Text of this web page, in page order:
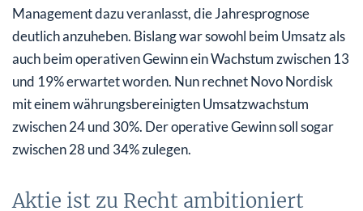
Management dazu veranlasst, die Jahresprognose
deutlich anzuheben. Bislang war sowohl beim Umsatz als
auch beim operativen Gewinn ein Wachstum zwischen 13
und 19% erwartet worden. Nun rechnet Novo Nordisk
mit einem währungsbereinigten Umsatzwachstum
zwischen 24 und 30%. Der operative Gewinn soll sogar
zwischen 28 und 34% zulegen.
Aktie ist zu Recht ambitioniert